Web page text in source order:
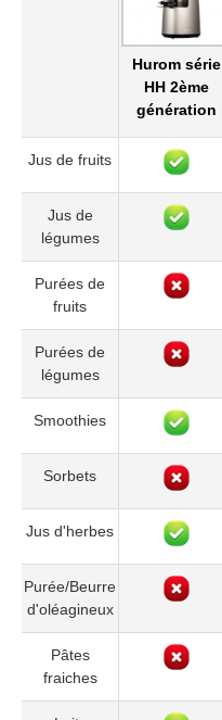
Hurom série
HH 2ème
génération
Jus de fruits
Jus de
légumes
Purées de
fruits
Purées de
légumes
Smoothies
Sorbets
Jus d'herbes
Purée/Beurre
d'oléagineux
Pâtes
fraiches